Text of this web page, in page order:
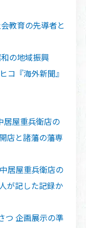
教育の先導者と
の地域振興
コ『海外新聞』
居屋重兵衛店の
店と諸藩の藩専
居屋重兵衛店の
が記した記録か
つ 企画展示の準